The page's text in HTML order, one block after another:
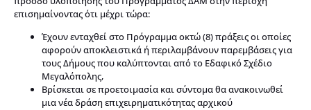
επισημαίνοντας ότι μέχρι τώρα:
Έχουν ενταχθεί στο Πρόγραμμα οκτώ (8) πράξεις οι οποίες
αφορούν αποκλειστικά ή περιλαμβάνουν παρεμβάσεις για
τους Δήμους που καλύπτονται από το Εδαφικό Σχέδιο
Μεγαλόπολης,
Βρίσκεται σε προετοιμασία και σύντομα θα ανακοινωθεί
μια νέα δράση επιχειρηματικότητας αρχικού